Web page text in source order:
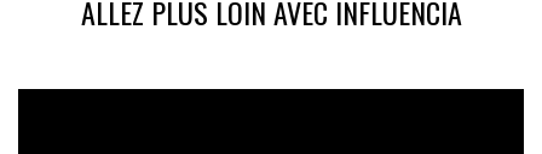
ALLEZ PLUS LOIN AVEC INFLUENCIA